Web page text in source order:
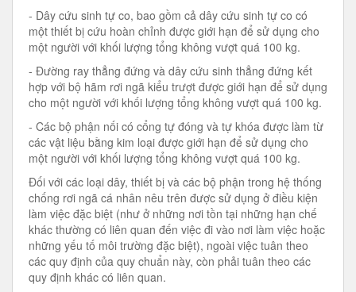
- Dây cứu sinh tự co, bao gồm cả dây cứu sinh tự co có
một thiết bị cứu hoàn chỉnh được giới hạn để sử dụng cho
một người với khối lượng tổng không vượt quá 100 kg.
- Đường ray thẳng đứng và dây cứu sinh thẳng đứng kết
hợp với bộ hãm rơi ngã kiểu trượt được giới hạn để sử dụng
cho một người với khối lượng tổng không vượt quá 100 kg.
- Các bộ phận nối có cổng tự đóng và tự khóa được làm từ
các vật liệu bằng kim loại được giới hạn để sử dụng cho
một người với khối lượng tổng không vượt quá 100 kg.
Đối với các loại dây, thiết bị và các bộ phận trong hệ thống
chống rơi ngã cá nhân nêu trên được sử dụng ở điều kiện
làm việc đặc biệt (như ở những nơi tồn tại những hạn chế
khác thường có liên quan đến việc đi vào nơi làm việc hoặc
những yếu tố môi trường đặc biệt), ngoài việc tuân theo
các quy định của quy chuẩn này, còn phải tuân theo các
quy định khác có liên quan.